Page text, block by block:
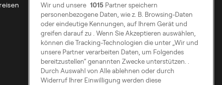
Nachhaltigkeit
Barrierefreiheit
Modern Slavery Statement
Wir und unsere 1015 Partner speichern
personenbezogene Daten, wie z. B. Browsing-Daten
oder eindeutige Kennungen, auf Ihrem Gerät und
greifen darauf zu . Wenn Sie Akzeptieren auswählen,
können die Tracking-Technologien die unter „Wir und
unsere Partner verarbeiten Daten, um Folgendes
bereitzustellen“ genannten Zwecke unterstützen. .
Durch Auswahl von Alle ablehnen oder durch
Widerruf Ihrer Einwilligung werden diese